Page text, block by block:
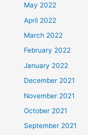
May 2022
April 2022
March 2022
February 2022
January 2022
December 2021
November 2021
October 2021
September 2021